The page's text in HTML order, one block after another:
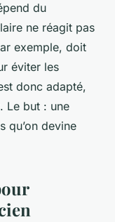
du
ne réagit pas
exemple, doit
éviter les
donc adapté,
Le but : une
qu’on devine